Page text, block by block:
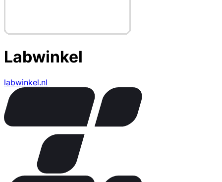
Labwinkel
labwinkel.nl